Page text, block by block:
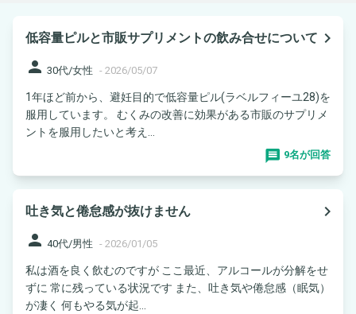
低容量ピルと市販サプリメントの飲み合せについて navigate_next
person 30代/女性 - 2026/05/07
1年ほど前から、避妊目的で低容量ピル(ラベルフィーユ28)を
服用しています。 むくみの改善に効果がある市販のサプリメ
ントを服用したいと考え...
9名が回答
吐き気と倦怠感が抜けません
navigate_next
person 40代/男性 - 2026/01/05
私は酒を良く飲むのですが ここ最近、アルコールが分解をせ
ずに 常に残っている状況です また、吐き気や倦怠感（眠気）
が凄く 何もやる気が起...